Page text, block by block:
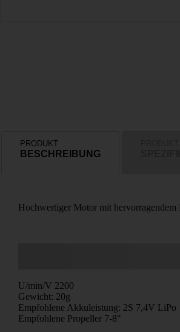
PRODUKT
BESCHREIBUNG
Hochwertiger Motor mit
U/min/V 2200
Gewicht: 20g
Empfohlene Akkuleistung: 2S 7,4V LiPo
Empfohlene Propeller 7-8"